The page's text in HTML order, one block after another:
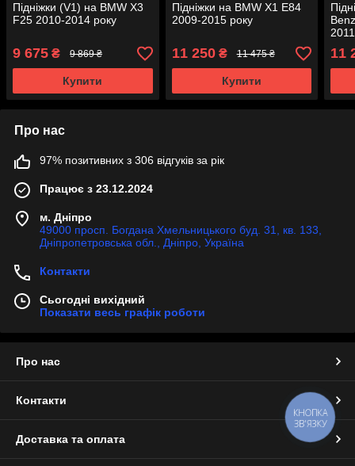
Підніжки (V1) на BMW X3
F25 2010-2014 року
9 675 ₴ 9 869 ₴
Купити
Підніжки на BMW X1 E84
2009-2015 року
11 250₴ 11 475 ₴
Купити
11
Про нас
97% позитивних з 306 відгуків за рік
Працює з 23.12.2024
м. Дніпро
49000 просп. Богдана Хмельницького буд. 31, кв. 133,
Дніпропетровська обл., Дніпро, Україна
Контакти
Сьогодні вихідний
Показати весь графік роботи
Про нас
Контакти
Доставка та оплата
КНОПКА
ЗВ'ЯЗКУ